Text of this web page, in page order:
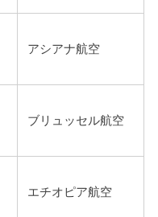
アシアナ航空
ブリュッセル航空
エチオピア航空